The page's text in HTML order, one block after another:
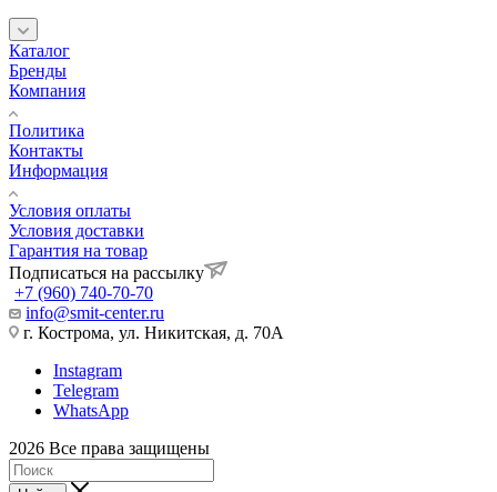
Каталог
Бренды
Компания
Политика
Контакты
Информация
Условия оплаты
Условия доставки
Гарантия на товар
Подписаться на рассылку
+7 (960) 740-70-70
info@smit-center.ru
г. Кострома, ул. Никитская, д. 70А
Instagram
Telegram
WhatsApp
2026 Все права защищены